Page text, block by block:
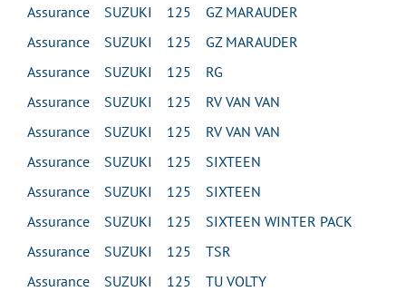
Assurance SUZUKI 125 GZ MARAUDER
Assurance SUZUKI 125 GZ MARAUDER
Assurance SUZUKI 125 RG
Assurance SUZUKI 125 RV VAN VAN
Assurance SUZUKI 125 RV VAN VAN
Assurance SUZUKI 125 SIXTEEN
Assurance SUZUKI 125 SIXTEEN
Assurance SUZUKI 125 SIXTEEN WINTER PACK
Assurance SUZUKI 125 TSR
Assurance SUZUKI 125 TU VOLTY